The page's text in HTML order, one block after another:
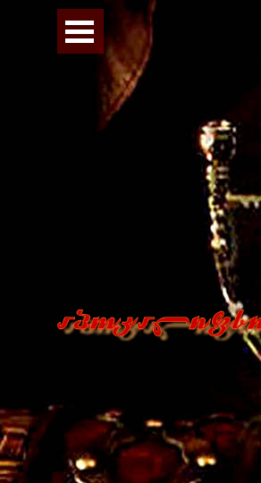
Перейти к контенту
Пропустить меню